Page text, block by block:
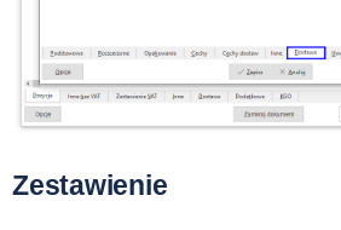
Zestawienie